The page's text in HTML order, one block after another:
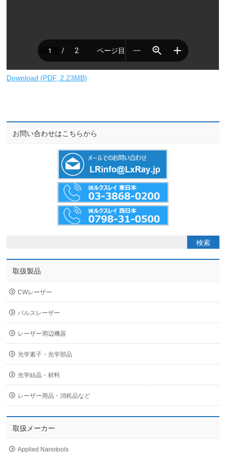
Download (PDF, 2.23MB)
お問い合わせはこちらから
取扱製品
CWレーザー
パルスレーザー
レーザー周辺機器
光学素子・光学部品
光学結晶・材料
レーザー用品・消耗品など
取扱メーカー
Applied Nanotools